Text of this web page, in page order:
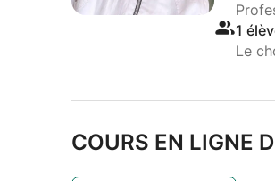
1
Le
COURS EN LIGNE